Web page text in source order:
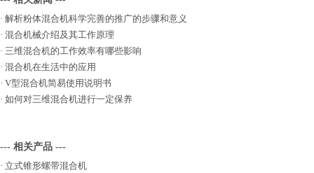
· 解析粉体混合机科学完善的推广的步骤和意义
· 混合机械介绍及其工作原理
· 三维混合机的工作效率有哪些影响
· 混合机在生活中的应用
· V型混合机简易使用说明书
· 如何对三维混合机进行一定保养
--- 相关产品 ---
· 立式锥形螺带混合机